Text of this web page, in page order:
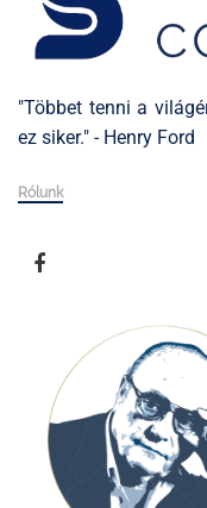
"Többet tenni a
ez siker." - Henry Ford
Rólunk